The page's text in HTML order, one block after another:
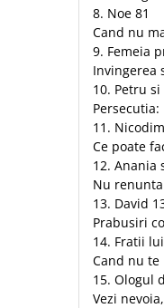
Contemporaneitate
Lupta Spirituala
Schimbarea caracterului
Viata din belsug
Viata de zi cu zi
Despre afaceri
Dezvoltare personala
8. Noe 81
Cand nu
9. Femeia
Invingerea
10. Petru
11.
Ce poate
12. Anania
Nu
13. David
Prabusiri
14. Fratii
Cand nu
15. Ologul
Vezi